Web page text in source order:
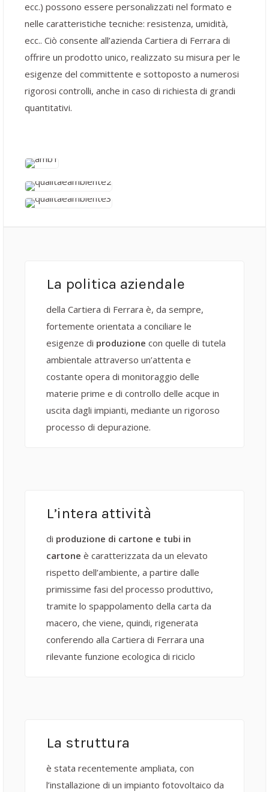
ecc.) possono essere personalizzati nel formato e
nelle caratteristiche tecniche: resistenza, umidità,
ecc.. Ciò consente all’azienda Cartiera di Ferrara di
offrire un prodotto unico, realizzato su misura per le
esigenze del committente e sottoposto a numerosi
rigorosi controlli, anche in caso di richiesta di grandi
quantitativi.
La politica aziendale
della Cartiera di Ferrara è, da sempre,
fortemente orientata a conciliare le
esigenze di produzione con quelle di tutela
ambientale attraverso un’attenta e
costante opera di monitoraggio delle
materie prime e di controllo delle acque in
uscita dagli impianti, mediante un rigoroso
processo di depurazione.
L’intera attività
di produzione di cartone e tubi in
cartone è caratterizzata da un elevato
rispetto dell’ambiente, a partire dalle
primissime fasi del processo produttivo,
tramite lo spappolamento della carta da
macero, che viene, quindi, rigenerata
conferendo alla Cartiera di Ferrara una
rilevante funzione ecologica di riciclo
La struttura
è stata recentemente ampliata, con
l’installazione di un impianto fotovoltaico da